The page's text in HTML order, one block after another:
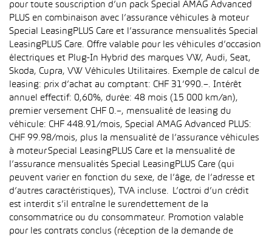
pour toute souscription d’un pack Special AMAG Advanced
PLUS en combinaison avec l’assurance véhicules à moteur
Special LeasingPLUS Care et l’assurance mensualités Special
LeasingPLUS Care. Offre valable pour les véhicules d’occasion
électriques et Plug-In Hybrid des marques VW, Audi, Seat,
Skoda, Cupra, VW Véhicules Utilitaires. Exemple de calcul de
leasing: prix d’achat au comptant: CHF 31’990.–. Intérêt
annuel effectif: 0,60%, durée: 48 mois (15 000 km/an),
premier versement CHF 0.–, mensualité de leasing du
véhicule: CHF 448.91/mois, Special AMAG Advanced PLUS:
CHF 99.98/mois, plus la mensualité de l’assurance véhicules
à moteur Special LeasingPLUS Care et la mensualité de
l’assurance mensualités Special LeasingPLUS Care (qui
peuvent varier en fonction du sexe, de l’âge, de l’adresse et
d’autres caractéristiques), TVA incluse. L’octroi d’un crédit
est interdit s’il entraîne le surendettement de la
consommatrice ou du consommateur. Promotion valable
pour les contrats conclus (réception de la demande de